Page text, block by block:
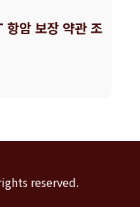
암 보장 약관 조
reserved.